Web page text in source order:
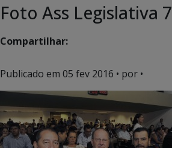
Foto Ass Legislativa 7
Compartilhar:
Publicado em 05 fev 2016 • por •